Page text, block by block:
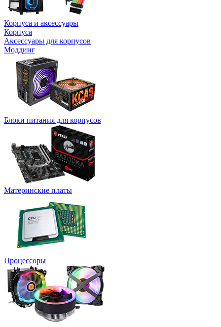
Корпуса и аксессуары
Корпуса
Аксессуары для корпусов
Моддинг
Блоки питания для корпусов
Материнские платы
Процессоры